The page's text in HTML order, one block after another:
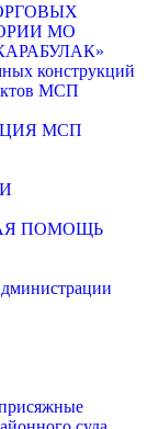
МО
конструкций
МСП
МСП
ПОМОЩЬ